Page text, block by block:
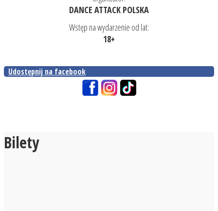
DANCE ATTACK POLSKA
Wstęp na wydarzenie od lat:
18+
Udostępnij na facebook
Bilety